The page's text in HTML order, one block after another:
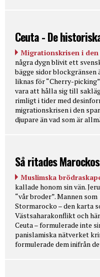
Ceuta - De
Migrationskrisen i den
några dygn blivit ett
bägge sidor blockgränsen
liknas för “Cherry-
vara att hålla sig till
rimligt i tider med
migrationskrisen i den
djupare än vad som är
Så ritades
Muslimska
kallade honom sin vän.
“vår broder”. Mannen
Stormarocko – den karta
Västsaharakonflikt och
Ceuta – formulerade inte
panislamiska nätverket
formulerade dem inifrån